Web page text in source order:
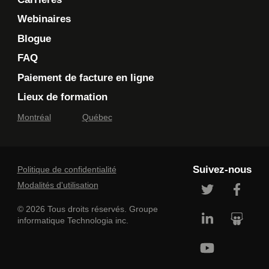
Les slices et wrapping du contexte
Récupérer et modifier les valeurs dans
Context
Démonstration – Contexte avec Redux
Conclusion
Ce module vous propose la consultation
Webinaires
Blogue
FAQ
Paiement de facture en ligne
Lieux de formation
Montréal Québec
Politique de confidentialité
Modalités d'utilisation
© 2026 Tous droits réservés. Groupe
informatique Technologia inc.
Suivez-nous